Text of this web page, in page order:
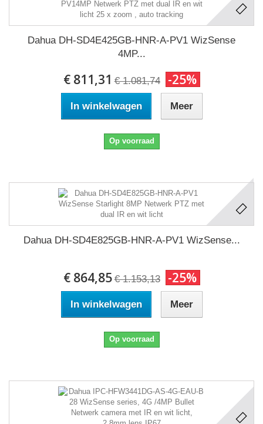
Dahua DH-SD4E425GB-HNR-A-PV1 WizSense
4MP...
€ 811,31 € 1.081,74 -25%
In winkelwagen Meer
Op voorraad
Dahua DH-SD4E825GB-HNR-A-PV1 WizSense...
€ 864,85 € 1.153,13 -25%
In winkelwagen Meer
Op voorraad